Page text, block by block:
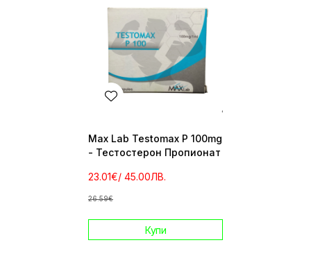
Max Lab Testomax P 100mg
- Тестостерон Пропионат
23.01€/ 45.00ЛВ.
26.59€
Купи